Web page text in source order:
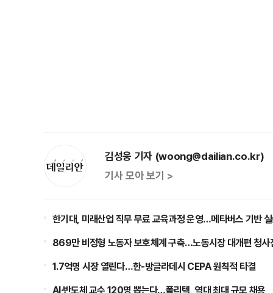
김성웅 기자 (woong@dailian.co.kr)
기사 모아 보기 >
한기대, 미래산업 직무 무료 교육과정 운영…메타버스 기반
869만 비정형 노동자 보호체계 구축…노동시장 대개편 청사
1.7억명 시장 열린다…한-방글라데시 CEPA 원칙적 타결
AI·반도체 교수 120명 뽑는다…폴리텍, 역대 최대 규모 채용